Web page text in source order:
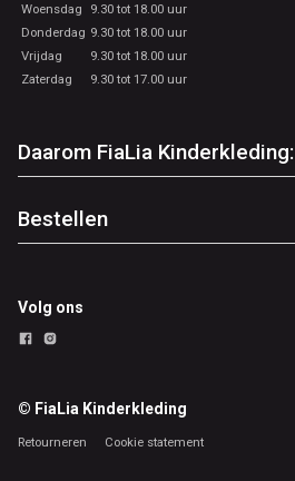
Woensdag
9.30 tot 18.00 uur
Donderdag 9.30 tot 18.00 uur
Vrijdag
9.30 tot 18.00 uur
Zaterdag
9.30 tot 17.00 uur
Daarom FiaLia Kinderkleding:
Bestellen
Volg ons
© FiaLia Kinderkleding
Retourneren Cookie statement